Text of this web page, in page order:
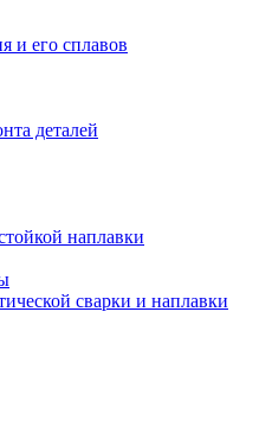
и его сплавов
деталей
наплавки
сварки и наплавки